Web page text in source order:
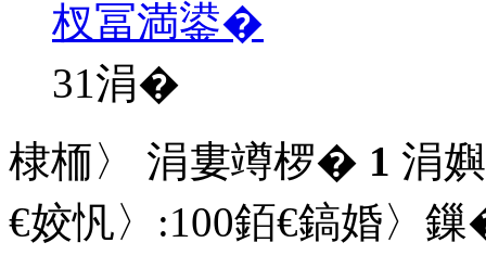
杈冨満鍙�
31涓�
棣栭〉 涓婁竴椤� 1 涓
€姣忛〉:100銆€鎬婚〉